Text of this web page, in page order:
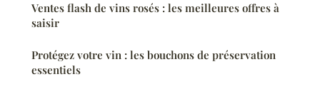
Ventes flash de vins rosés : les meilleures offres à
saisir
Protégez votre vin : les bouchons de préservation
essentiels